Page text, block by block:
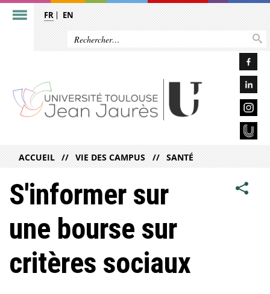
FR EN
ACCUEIL VIE DES CAMPUS SANTÉ
S'informer sur
une bourse sur
critères sociaux